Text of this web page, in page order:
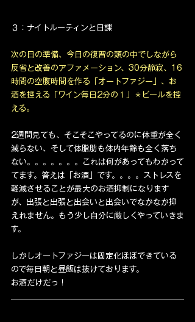
３：ナイトルーティンと日課
次の日の準備、今日の復習の頭の中でしながら
反省と改善のアファメーション、30分静寂、16
時間の空腹時間を作る「オートファジー」、お
酒を控える「ワイン毎日2分の１」＊ビールを控
える。
2週間見ても、そこそこやってるのに体重が全く
減らない、そして体脂肪も体内年齢も全く落ち
ない。。。。。。。これは何があってもわかって
てます。答えは「お酒」です。。。。ストレスを
軽減させることが最大のお酒抑制になります
が、出張と出張と出会いと出会いでなかなか抑
えれません。もう少し自分に厳しくやっていきま
す。
しかしオートファジーは固定化ほぼできている
ので毎日朝と昼飯は抜けております。
お酒だけだっ！